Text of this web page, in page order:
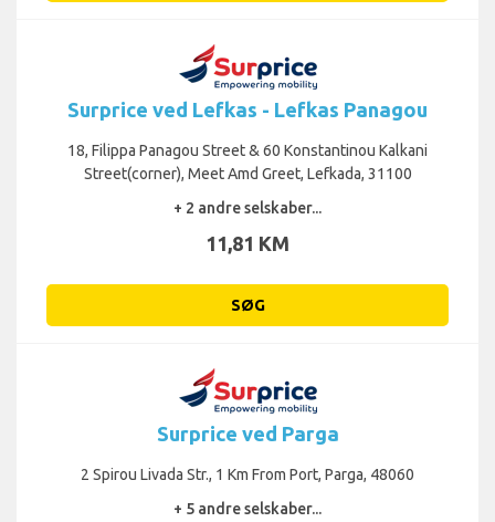
Surprice ved Lefkas - Lefkas Panagou
18, Filippa Panagou Street & 60 Konstantinou Kalkani
Street(corner), Meet Amd Greet, Lefkada, 31100
+ 2 andre selskaber...
11,81 KM
SØG
Surprice ved Parga
2 Spirou Livada Str., 1 Km From Port, Parga, 48060
+ 5 andre selskaber...